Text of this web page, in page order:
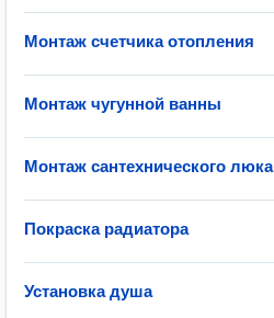
Монтаж счетчика отопления
Монтаж чугунной ванны
Монтаж сантехнического люка
Покраска радиатора
Установка душа